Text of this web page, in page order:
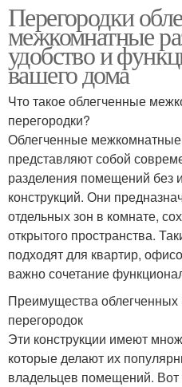
Перегородки
межкомнатные
удобство и
вашего дома
Что такое облегченные
перегородки?
Облегченные
представляют собой
разделения помещений без
конструкций. Они
отдельных зон в комнате,
открытого пространства.
подходят для квартир,
важно сочетание
Преимущества
перегородок
Эти конструкции имеют
которые делают их
владельцев помещений. Вот